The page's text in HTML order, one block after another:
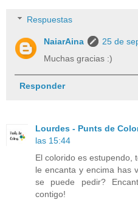
Respuestas
NaiarAina
25 de
Muchas gracias :)
Responder
Lourdes - Punts de
las 15:44
El colorido es estupendo,
le encanta y encima has
se puede pedir?
contigo!